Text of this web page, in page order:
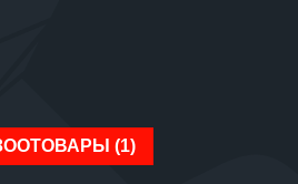
(1)